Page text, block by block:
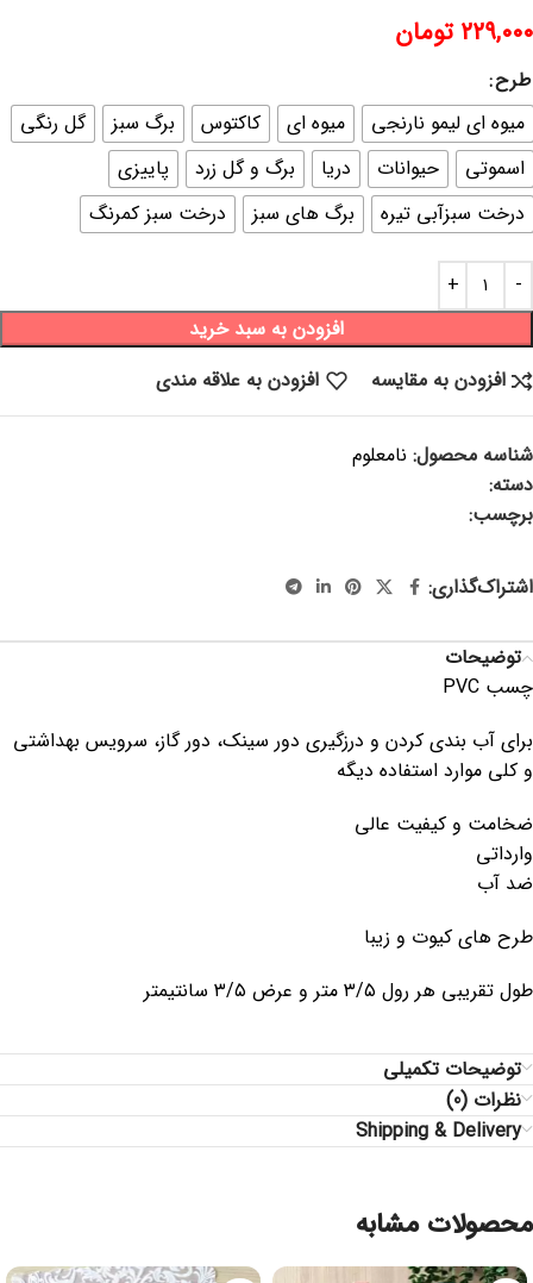
۲۲۹,۰۰۰ تومان
طرح
میوه ای لیمو نارنجی
میوه ای کاکتوس برگ سبز
گل رنگی
اسموتی
حیوانات دریا برگ و گل زرد
پاییزی
درخت سبزآبی تیره
برگ های سبز درخت سبز کمرنگ
افزودن به سبد خرید
افزودن به مقایسه
افزودن به علاقه مندی
شناسه محصول: نامعلوم
دسته:
برچسب:
اشتراک‌گذاری:
توضیحات
چسب PVC
برای آب بندی کردن و درزگیری دور سینک، دور گاز، سرویس بهداشتی
و کلی موارد استفاده دیگه
ضخامت و کیفیت عالی
وارداتی
ضد آب
طرح های کیوت و زیبا
طول تقریبی هر رول ۳/۵ متر و عرض ۳/۵ سانتیمتر
توضیحات تکمیلی
نظرات (0)
Shipping & Delivery
محصولات مشابه